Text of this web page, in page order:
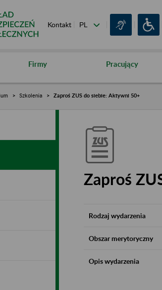
Kontakt
Firmy Pracujący
Szkolenia Zaproś ZUS do siebie: Aktywni 50+
Zaproś
Rodzaj wydarzenia
Obszar merytoryczny
Opis wydarzenia